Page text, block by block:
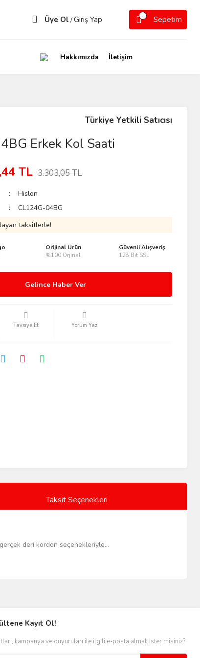
Üye Ol /Giriş Yap Sepetim
Hakkımızda İletişim
Türkiye Yetkili Satıcısı
Erkek Kol Saati
TL 3.303,05 TL
Hislon
CL124G-04BG
taksitlerle!
Orijinal Ürün
%100 Orjinal
Güvenli Alışveriş
128 Bit SSL
Gelince Haber Ver
Tavsiye Et Yorum Yaz
Taksit Seçenekleri
deri kordon seçenekleriyle...
Kayıt Ol!
kampanya ve duyuruları ile ilgili e-posta almak ister misiniz?